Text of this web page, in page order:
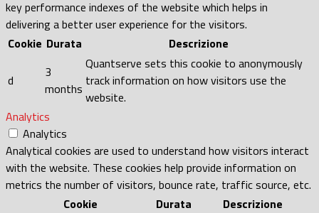
key performance indexes of the website which helps in
delivering a better user experience for the visitors.
Cookie Durata Descrizione
d
3
months
Quantserve sets this cookie to anonymously
track information on how visitors use the
website.
Analytics
Analytics
Analytical cookies are used to understand how visitors interact
with the website. These cookies help provide information on
metrics the number of visitors, bounce rate, traffic source, etc.
Cookie
Durata Descrizione